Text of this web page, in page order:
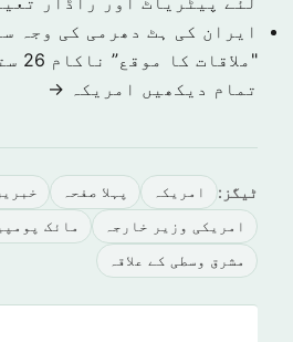
ایران کی ہٹ دھرمی کی وجہ
"ملاقات کا موقع” ناکام 26 ستمبر 2019
تمام دیکھیں امريكہ →
ٹیگز: امريكہ پہلا صفحہ
امریکی وزیر خارجہ مائک
مشرق وسطی کے علاقہ